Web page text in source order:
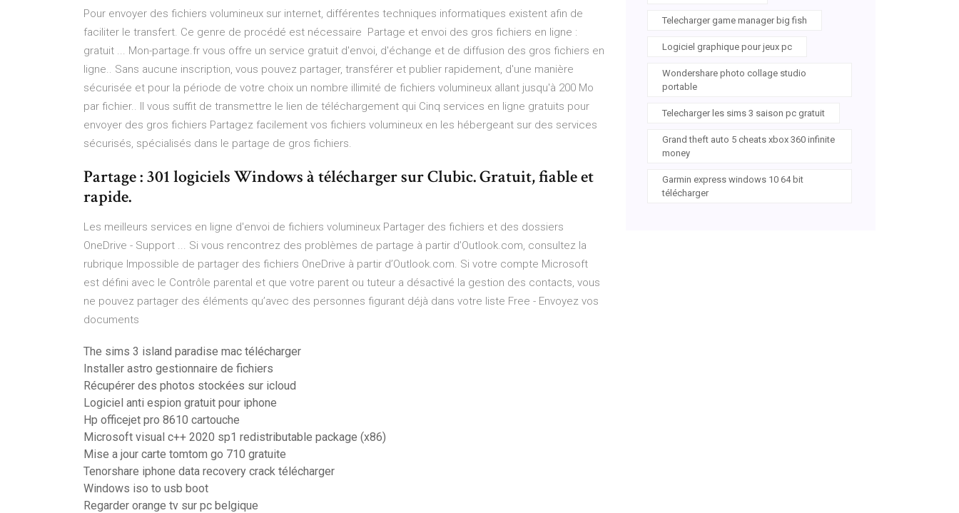
Pour envoyer des fichiers volumineux sur internet, différentes techniques informatiques existent afin de
faciliter le transfert. Ce genre de procédé est nécessaire Partage et envoi des gros fichiers en ligne :
gratuit ... Mon-partage.fr vous offre un service gratuit d'envoi, d'échange et de diffusion des gros fichiers en
ligne.. Sans aucune inscription, vous pouvez partager, transférer et publier rapidement, d'une manière
sécurisée et pour la période de votre choix un nombre illimité de fichiers volumineux allant jusqu'à 200 Mo
par fichier.. Il vous suffit de transmettre le lien de téléchargement qui Cinq services en ligne gratuits pour
envoyer des gros fichiers Partagez facilement vos fichiers volumineux en les hébergeant sur des services
sécurisés, spécialisés dans le partage de gros fichiers.
Partage : 301 logiciels Windows à télécharger sur Clubic. Gratuit, fiable et
rapide.
Les meilleurs services en ligne d'envoi de fichiers volumineux Partager des fichiers et des dossiers
OneDrive - Support ... Si vous rencontrez des problèmes de partage à partir d’Outlook.com, consultez la
rubrique Impossible de partager des fichiers OneDrive à partir d’Outlook.com. Si votre compte Microsoft
est défini avec le Contrôle parental et que votre parent ou tuteur a désactivé la gestion des contacts, vous
ne pouvez partager des éléments qu’avec des personnes figurant déjà dans votre liste Free - Envoyez vos
documents
The sims 3 island paradise mac télécharger
Installer astro gestionnaire de fichiers
Récupérer des photos stockées sur icloud
Logiciel anti espion gratuit pour iphone
Hp officejet pro 8610 cartouche
Microsoft visual c++ 2020 sp1 redistributable package (x86)
Mise a jour carte tomtom go 710 gratuite
Tenorshare iphone data recovery crack télécharger
Windows iso to usb boot
Regarder orange tv sur pc belgique
Telecharger game manager big fish
Logiciel graphique pour jeux pc
Wondershare photo collage studio
portable
Telecharger les sims 3 saison pc gratuit
Grand theft auto 5 cheats xbox 360 infinite
money
Garmin express windows 10 64 bit
télécharger